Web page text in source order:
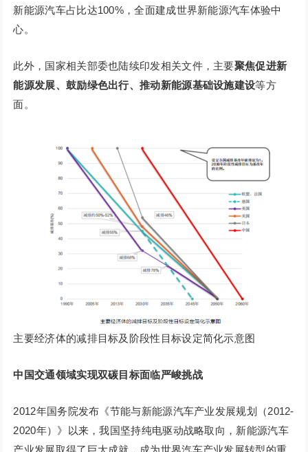
新能源汽车占比达100%，全面建成世界新能源汽车体验中
心。
此外，国家相关部委也陆续印发相关文件，主要聚焦促进新
能源发展、鼓励绿色出行、推动新能源基础设施建设等方
面。
主要经济体的减排目标及阶段性目标设定简化示意图
中国交通领域实现双碳目标面临严峻挑战
2012年国务院发布《节能与新能源汽车产业发展规划（2012-
2020年）》以来，我国坚持纯电驱动战略取向，新能源汽车